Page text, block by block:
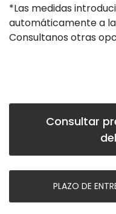
*Las medidas
automáticamente a
Consultanos otras
Consultar
PLAZO DE